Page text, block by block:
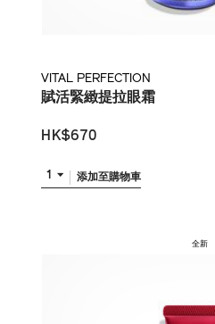
VITAL PERFECTION
賦活緊緻提拉眼霜
HK$670
1 添加至購物車
全新